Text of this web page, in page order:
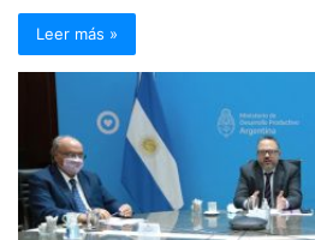
Leer más »